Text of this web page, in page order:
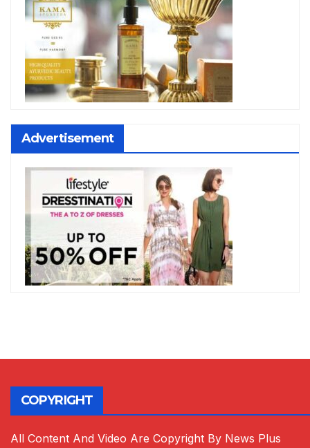
Advertisement
COPYRIGHT
All Content And Video Are Copyright By News Plus